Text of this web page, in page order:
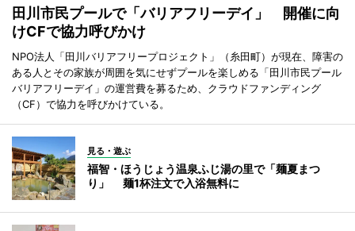
田川市民プールで「バリアフリーデイ」 開催に向
けCFで協力呼びかけ
NPO法人「田川バリアフリープロジェクト」（糸田町）が現在、障害の
ある人とその家族が周囲を気にせずプールを楽しめる「田川市民プール
バリアフリーデイ」の運営費を募るため、クラウドファンディング
（CF）で協力を呼びかけている。
見る・遊ぶ
福智・ほうじょう温泉ふじ湯の里で「麺夏まつ
り」 麺1杯注文で入浴無料に